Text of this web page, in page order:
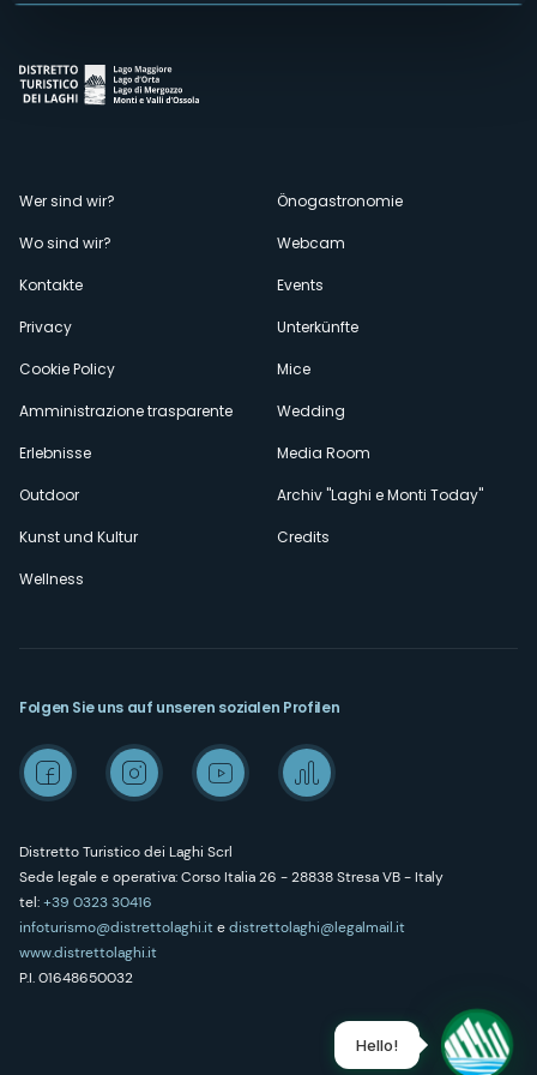
Menù
secondario
Wer sind wir?
Wo sind wir?
Kontakte
Privacy
Cookie Policy
Amministrazione trasparente
Erlebnisse
Outdoor
Kunst und Kultur
Wellness
Önogastronomie
Webcam
Events
Unterkünfte
Mice
Wedding
Media Room
Archiv "Laghi e Monti Today"
Credits
Distretto Turistico dei Laghi Scrl
Sede legale e operativa: Corso Italia 26 - 28838 Stresa VB - Italy
tel:+39 0323 30416
infoturismo@distrettolaghi.itedistrettolaghi@legalmail.it
www.distrettolaghi.it
P.I. 01648650032
Folgen Sie uns auf unseren sozialen Profilen